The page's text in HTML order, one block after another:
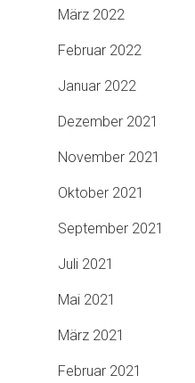
März 2022
Februar 2022
Januar 2022
Dezember 2021
November 2021
Oktober 2021
September 2021
Juli 2021
Mai 2021
März 2021
Februar 2021